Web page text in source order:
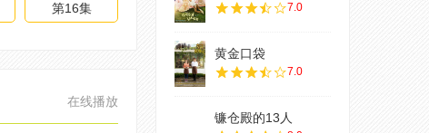
第16集
在线播放
7.0
黄金口袋
7.0
镰仓殿的13人